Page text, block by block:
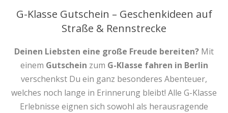
G-Klasse Gutschein – Geschenkideen auf
Straße & Rennstrecke
Deinen Liebsten eine große Freude bereiten? Mit
einem Gutschein zum G-Klasse fahren in Berlin
verschenkst Du ein ganz besonderes Abenteuer,
welches noch lange in Erinnerung bleibt! Alle G-Klasse
Erlebnisse eignen sich sowohl als herausragende